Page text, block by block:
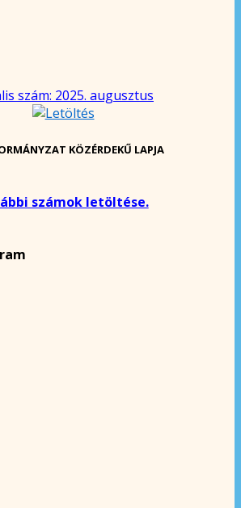
szám: 2025. augusztus
KÖZÉRDEKŰ LAPJA
számok letöltése.